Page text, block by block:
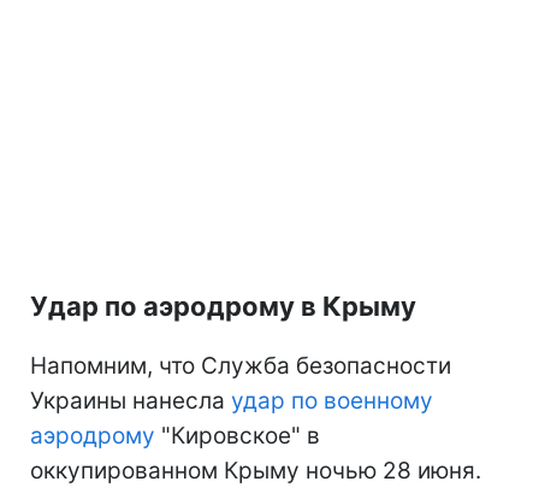
Удар по аэродрому в Крыму
Напомним, что Служба безопасности
Украины нанесла удар по военному
аэродрому "Кировское" в
оккупированном Крыму ночью 28 июня.